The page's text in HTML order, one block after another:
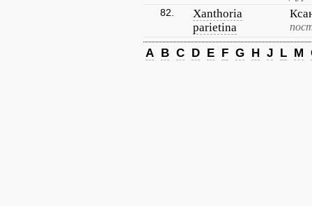
82.
Xanthoria
parietina
A B C D E F G H J L M